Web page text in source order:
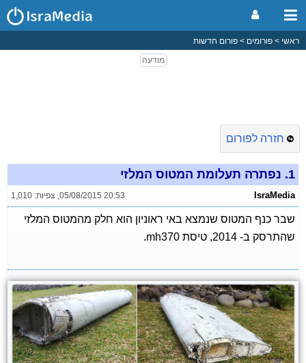
ראשי פורומים פורום חדשות
חזרה לפורום
1. נפתרה תעלומת המטוס המלזי
IsraMedia
05/08/2015 20:53
, צפיות: 1,010
שבר כנף המטוס שנמצא באי ראוניון הוא חלק מהמטוס המלזי
שהתרסק ב- 2014, טיסת mh370.